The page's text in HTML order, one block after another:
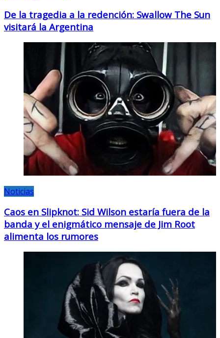
De la tragedia a la redención: Swallow The Sun
visitará la Argentina
Noticias
Caos en Slipknot: Sid Wilson estaría fuera de la
banda y el enigmático mensaje de Jim Root
alimenta los rumores